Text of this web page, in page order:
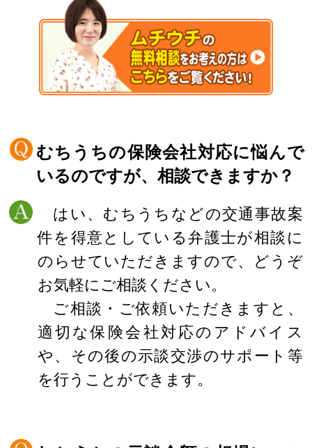
むちうちの保険会社対応に悩んで
いるのですが、相談できますか？
はい、むちうちなどの交通事故案
件を得意としている弁護士が相談に
のらせていただきますので、どうぞ
お気軽にご相談ください。
ご相談・ご依頼いただきますと、
適切な保険会社対応のアドバイス
や、その後の示談交渉のサポート等
を行うことができます。